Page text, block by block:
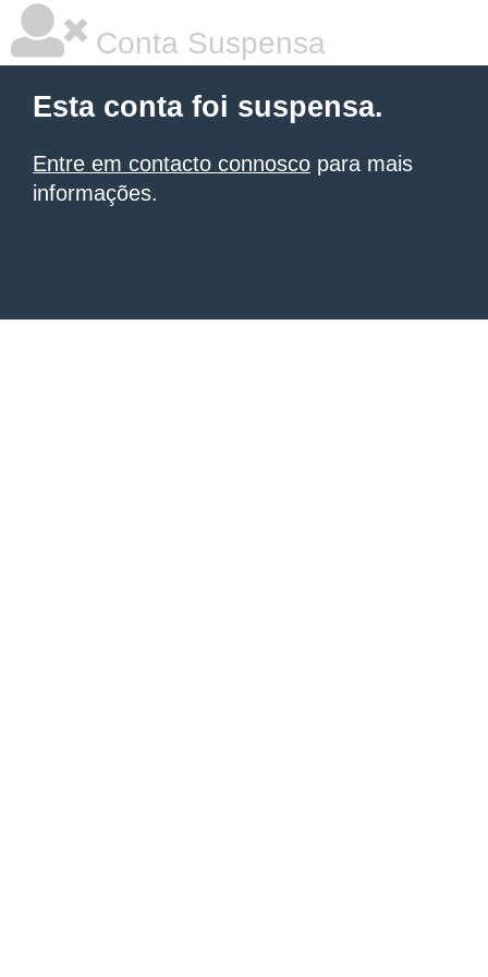
Conta Suspensa
Esta conta foi suspensa.
Entre em contacto connosco para mais
informações.